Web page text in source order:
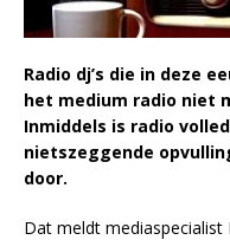
Radio dj’s die in deze
het medium radio niet
Inmiddels is radio
nietszeggende
door.
Dat meldt mediaspecialist